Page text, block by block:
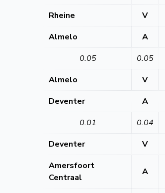
Rheine
V
Almelo
A
0.05
0.05
Almelo
V
Deventer
A
0.01
0.04
Deventer
V
Amersfoort
Centraal
A